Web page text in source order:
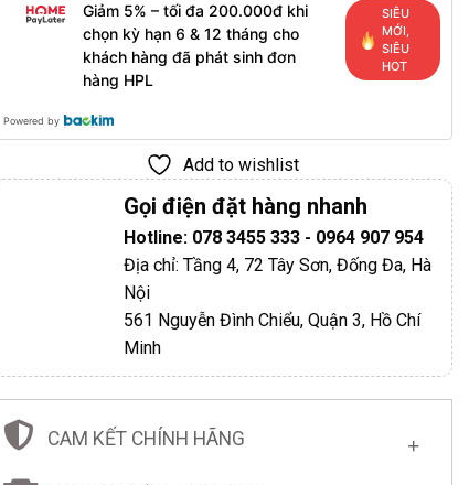
Giảm 5% – tối đa 200.000đ khi
chọn kỳ hạn 6 & 12 tháng cho
khách hàng đã phát sinh đơn
hàng HPL
SIÊU
MỚI,
SIÊU
HOT
Powered by
Add to wishlist
Gọi điện đặt hàng nhanh
Hotline: 078 3455 333 - 0964 907 954
Địa chỉ: Tầng 4, 72 Tây Sơn, Đống Đa, Hà
Nội
561 Nguyễn Đình Chiểu, Quận 3, Hồ Chí
Minh
CAM KẾT CHÍNH HÃNG